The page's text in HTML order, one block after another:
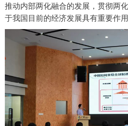
推动内部两化融合的发展，贯彻两
于我国目前的经济发展具有重要作用